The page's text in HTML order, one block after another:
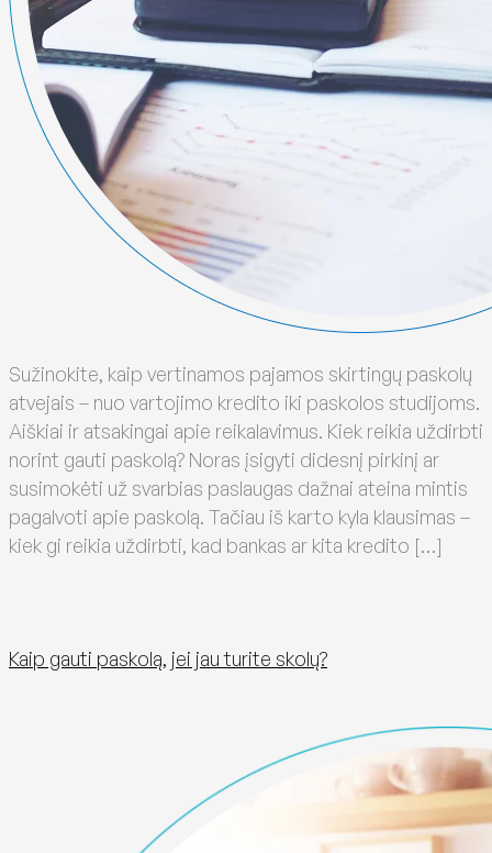
Sužinokite, kaip vertinamos pajamos skirtingų paskolų
atvejais – nuo vartojimo kredito iki paskolos studijoms.
Aiškiai ir atsakingai apie reikalavimus. Kiek reikia uždirbti
norint gauti paskolą? Noras įsigyti didesnį pirkinį ar
susimokėti už svarbias paslaugas dažnai ateina mintis
pagalvoti apie paskolą. Tačiau iš karto kyla klausimas –
kiek gi reikia uždirbti, kad bankas ar kita kredito […]
Kaip gauti paskolą, jei jau turite skolų?